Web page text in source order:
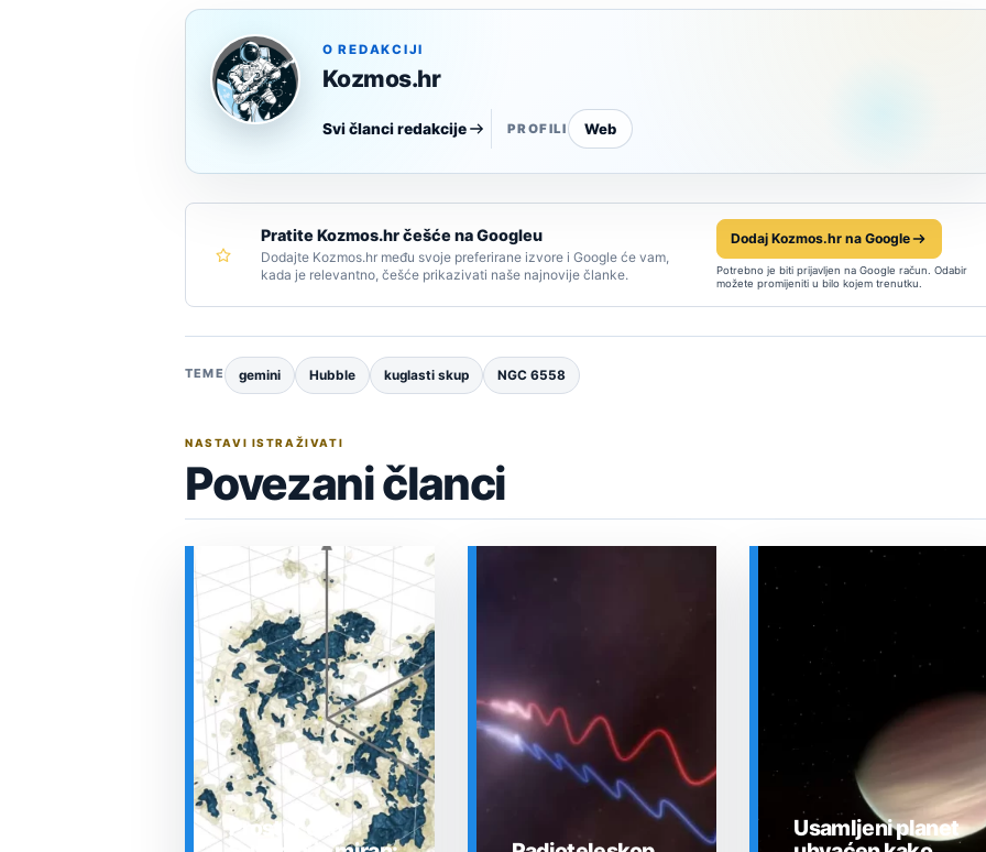
O REDAKCIJI
Kozmos.hr
Svi članci redakcije PROFILI Web
Pratite Kozmos.hr češće na Googleu
Dodajte Kozmos.hr među svoje preferirane izvore i Google će vam,
kada je relevantno, češće prikazivati naše najnovije članke.
Dodaj Kozmos.hr na Google
Potrebno je biti prijavljen na Google račun. Odabir
možete promijeniti u bilo kojem trenutku.
TEME gemini Hubble kuglasti skup NGC 6558
NASTAVI ISTRAŽIVATI
Povezani članci
Prostor oko
Usamljeni planet